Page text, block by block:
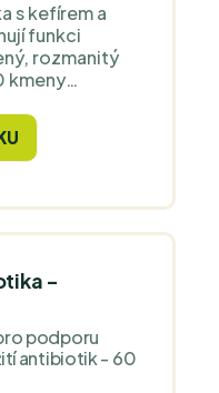
s kefírem a
funkci
rozmanitý
kmeny
to, kolik miliard
ve formě
pro tvorbu
-
podporu
antibiotik - 60